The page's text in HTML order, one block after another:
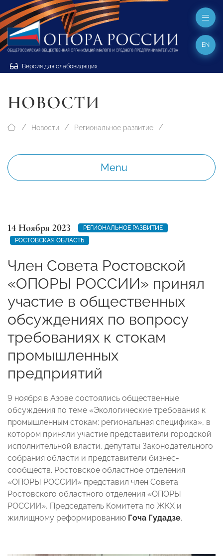
Версия для слабовидящих
EN
НОВОСТИ
Новости Региональное развитие
Menu
14 Ноября 2023
РЕГИОНАЛЬНОЕ РАЗВИТИЕ
РОСТОВСКАЯ ОБЛАСТЬ
Член Совета Ростовской
«ОПОРЫ РОССИИ» принял
участие в общественных
обсуждениях по вопросу
требованиях к стокам
промышленных
предприятий
9 ноября в Азове состоялись общественные
обсуждения по теме «Экологические требования к
промышленным стокам: региональная специфика», в
котором приняли участие представители городской
исполнительной власти, депутаты Законодательного
собрания области и представители бизнес-
сообществ. Ростовское областное отделения
«ОПОРЫ РОССИИ» представил член Совета
Ростовского областного отделения «ОПОРЫ
РОССИИ», Председатель Комитета по ЖКХ и
жилищному реформированию Гоча Гудадзе.